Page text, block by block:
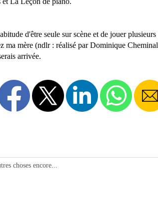
d'être seule sur scène et de jouer
mère (ndlr : réalisé par Dominique
arrivée.
choses encore...